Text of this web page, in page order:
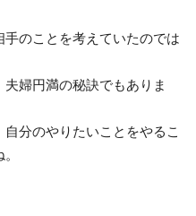
のことを考えていたのでは
婦円満の秘訣でもありま
分のやりたいことをやるこ